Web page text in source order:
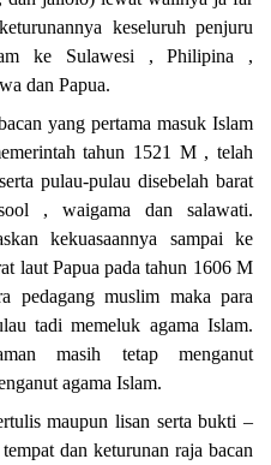
keseluruh penjuru
ke Sulawesi , Philipina ,
dan Papua.
yang pertama masuk Islam
tahun 1521 M , telah
pulau-pulau disebelah barat
, waigama dan salawati.
kekuasaannya sampai ke
laut Papua pada tahun 1606 M
pedagang muslim maka para
tadi memeluk agama Islam.
masih tetap menganut
agama Islam.
maupun lisan serta bukti –
dan keturunan raja bacan